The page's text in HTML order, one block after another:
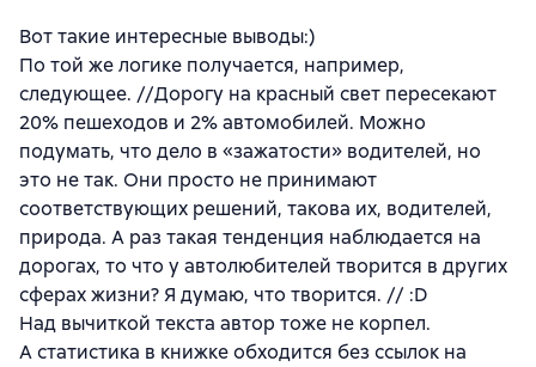
Вот такие интересные выводы:)
По той же логике получается, например,
следующее. //Дорогу на красный свет пересекают
20% пешеходов и 2% автомобилей. Можно
подумать, что дело в «зажатости» водителей, но
это не так. Они просто не принимают
соответствующих решений, такова их, водителей,
природа. А раз такая тенденция наблюдается на
дорогах, то что у автолюбителей творится в других
сферах жизни? Я думаю, что творится. // :D
Над вычиткой текста автор тоже не корпел.
А статистика в книжке обходится без ссылок на